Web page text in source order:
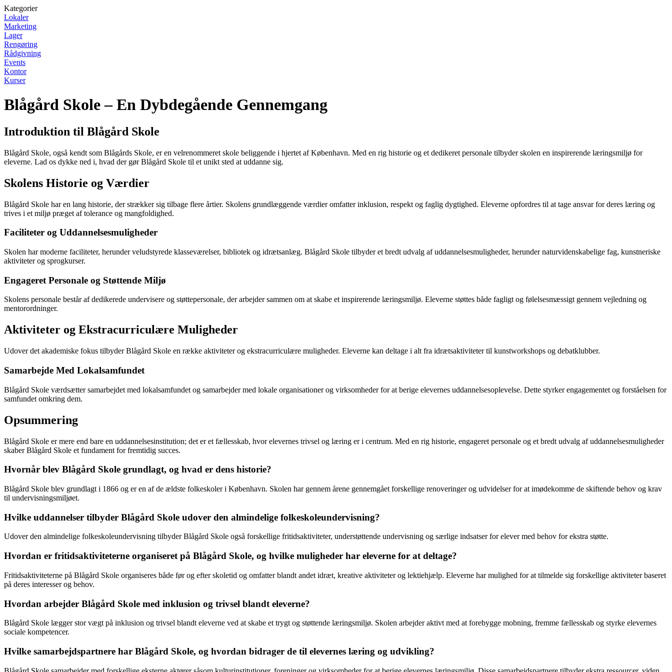
Kategorier
Lokaler
Marketing
Lager
Rengøring
Rådgivning
Events
Kontor
Kurser
Blågård Skole – En Dybdegående Gennemgang
Introduktion til Blågård Skole
Blågård Skole, også kendt som Blågårds Skole, er en velrenommeret skole beliggende i hjertet af København. Med en rig historie og et dedikeret personale tilbyder skolen en inspirerende læringsmiljø for
eleverne. Lad os dykke ned i, hvad der gør Blågård Skole til et unikt sted at uddanne sig.
Skolens Historie og Værdier
Blågård Skole har en lang historie, der strækker sig tilbage flere årtier. Skolens grundlæggende værdier omfatter inklusion, respekt og faglig dygtighed. Eleverne opfordres til at tage ansvar for deres læring og
trives i et miljø præget af tolerance og mangfoldighed.
Faciliteter og Uddannelsesmuligheder
Skolen har moderne faciliteter, herunder veludstyrede klasseværelser, bibliotek og idrætsanlæg. Blågård Skole tilbyder et bredt udvalg af uddannelsesmuligheder, herunder naturvidenskabelige fag, kunstneriske
aktiviteter og sprogkurser.
Engageret Personale og Støttende Miljø
Skolens personale består af dedikerede undervisere og støttepersonale, der arbejder sammen om at skabe et inspirerende læringsmiljø. Eleverne støttes både fagligt og følelsesmæssigt gennem vejledning og
mentorordninger.
Aktiviteter og Ekstracurriculære Muligheder
Udover det akademiske fokus tilbyder Blågård Skole en række aktiviteter og ekstracurriculære muligheder. Eleverne kan deltage i alt fra idrætsaktiviteter til kunstworkshops og debatklubber.
Samarbejde Med Lokalsamfundet
Blågård Skole værdsætter samarbejdet med lokalsamfundet og samarbejder med lokale organisationer og virksomheder for at berige elevernes uddannelsesoplevelse. Dette styrker engagementet og forståelsen for
samfundet omkring dem.
Opsummering
Blågård Skole er mere end bare en uddannelsesinstitution; det er et fællesskab, hvor elevernes trivsel og læring er i centrum. Med en rig historie, engageret personale og et bredt udvalg af uddannelsesmuligheder
skaber Blågård Skole et fundament for fremtidig succes.
Hvornår blev Blågård Skole grundlagt, og hvad er dens historie?
Blågård Skole blev grundlagt i 1866 og er en af de ældste folkeskoler i København. Skolen har gennem årene gennemgået forskellige renoveringer og udvidelser for at imødekomme de skiftende behov og krav
til undervisningsmiljøet.
Hvilke uddannelser tilbyder Blågård Skole udover den almindelige folkeskoleundervisning?
Udover den almindelige folkeskoleundervisning tilbyder Blågård Skole også forskellige fritidsaktiviteter, understøttende undervisning og særlige indsatser for elever med behov for ekstra støtte.
Hvordan er fritidsaktiviteterne organiseret på Blågård Skole, og hvilke muligheder har eleverne for at deltage?
Fritidsaktiviteterne på Blågård Skole organiseres både før og efter skoletid og omfatter blandt andet idræt, kreative aktiviteter og lektiehjælp. Eleverne har mulighed for at tilmelde sig forskellige aktiviteter baseret
på deres interesser og behov.
Hvordan arbejder Blågård Skole med inklusion og trivsel blandt eleverne?
Blågård Skole lægger stor vægt på inklusion og trivsel blandt eleverne ved at skabe et trygt og støttende læringsmiljø. Skolen arbejder aktivt med at forebygge mobning, fremme fællesskab og styrke elevernes
sociale kompetencer.
Hvilke samarbejdspartnere har Blågård Skole, og hvordan bidrager de til elevernes læring og udvikling?